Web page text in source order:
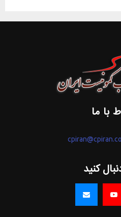
با ما
کنید